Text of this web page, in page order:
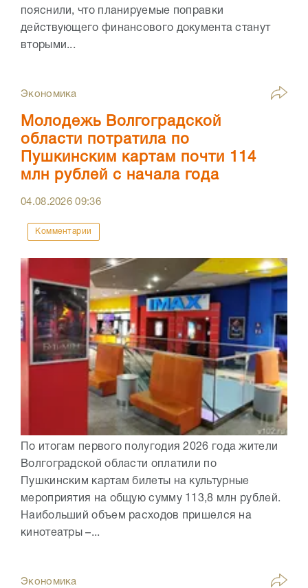
пояснили, что планируемые поправки
действующего финансового документа станут
вторыми...
Экономика
Молодежь Волгоградской
области потратила по
Пушкинским картам почти 114
млн рублей с начала года
04.08.202609:36
Комментарии
По итогам первого полугодия 2026 года жители
Волгоградской области оплатили по
Пушкинским картам билеты на культурные
мероприятия на общую сумму 113,8 млн рублей.
Наибольший объем расходов пришелся на
кинотеатры –...
Экономика